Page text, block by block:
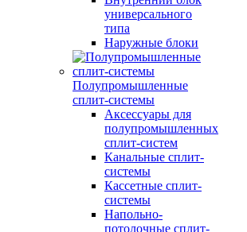
универсального
типа
Наружные блоки
Полупромышленные
сплит-системы
Аксессуары для
полупромышленных
сплит-систем
Канальные сплит-
системы
Кассетные сплит-
системы
Напольно-
потолочные сплит-